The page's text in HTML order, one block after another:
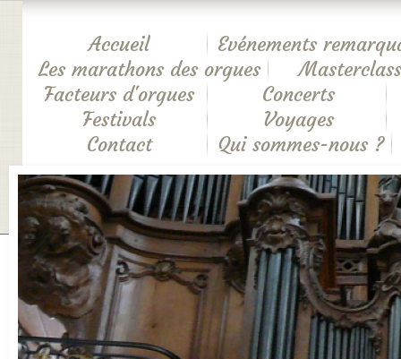
Accueil
Evénements
Les marathons des orgues
Facteurs d'orgues
Concerts
Festivals
Voyages
Contact
Qui sommes-nous ?